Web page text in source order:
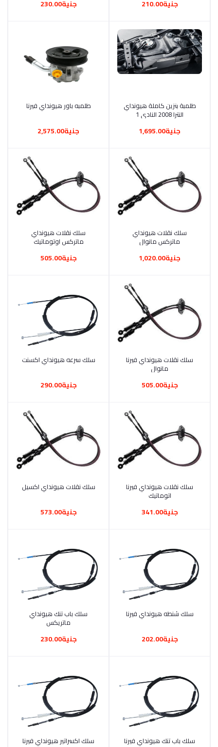
جنية210.00 جنية230.00
أضف إلى السلة
طلمبة بنزين كاملة هيونداي
النترا 2008 النادي 1
جنية1,695.00
أضف إلى السلة
طلمبه باور هيونداي فيرنا
جنية2,575.00
أضف إلى السلة
سلك نقلات هيونداي
ماتركس مانوال
جنية1,020.00
أضف إلى السلة
سلك نقلات هيونداي
ماتركس اوتوماتيك
جنية505.00
أضف إلى السلة
سلك نقلات هيونداي فيرنا
مانوال
جنية505.00
أضف إلى السلةسلك سرعه هيونداي اكسنت
جنية290.00
أضف إلى السلة
سلك نقلات هيونداي فيرنا
اتوماتيك
جنية341.00
أضف إلى السلة
سلك نقلات هيونداي اكسيل
جنية573.00
أضف إلى السلة
سلك شنطه هيونداي فيرنا
جنية202.00
أضف إلى السلة
سلك باب تنك هيونداي
ماتريكس
جنية230.00
أضف إلى السلة
سلك باب تنك هيونداي فيرنا أضف إلى السلة
سلك اكسراتير هيونداي فيرنا